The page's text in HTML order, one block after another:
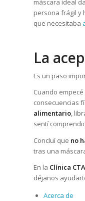
máscara ideal
persona frágil y
que necesitaba
La
Es un paso
Cuando
consecuencias
alimentario,
sentí
Concluí que no
tras una
En la Clínica CTA
déjanos
Acerca de